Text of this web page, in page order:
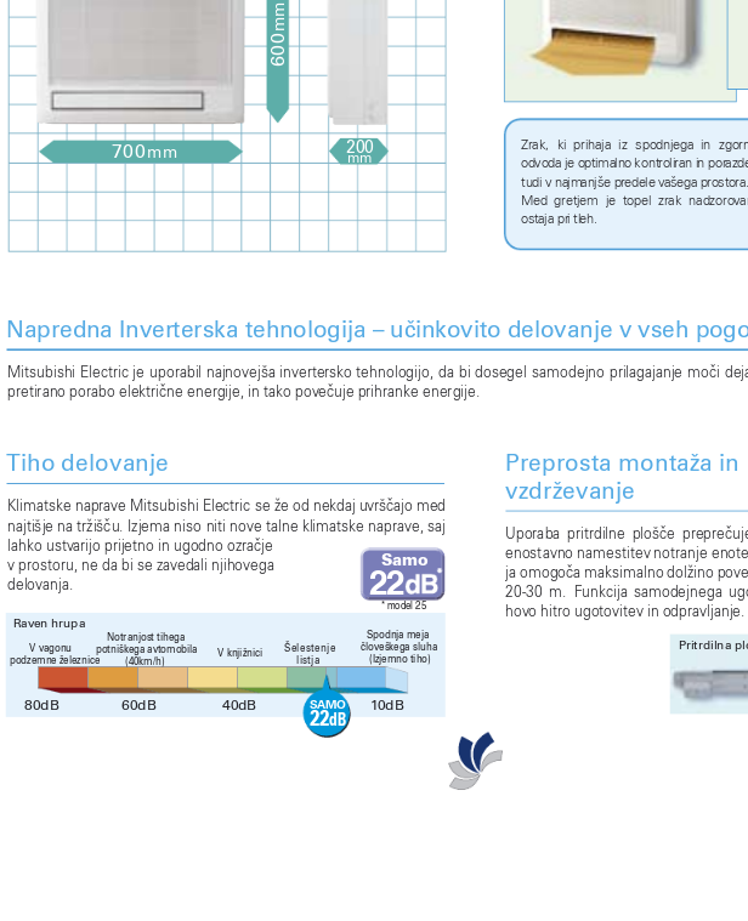
Tiho delovanje
Klimatske naprave Mitsubishi Electric se že od nekdaj uvršèajo med
najtišje na tržišèu.
Izjema niso niti nove talne klimatske naprave, saj
lahko ustvarijo prijetno in ugodno ozraèje
v prostoru, ne da bi se zavedali njihovega
delovanja.
Preprosta montaža in
vzdrževanje
Uporaba pritrdilne plošèe
enostavno namestitev notranje
ja omogoèa maksimalno dolžino po
20-30
m. Funkcija samodejnega
hovo hitro ugotovitev in odpravljanje.
Napredna Inverterska tehnologija – uèinkovito delovanje v vseh
Mitsubishi Electric je uporabil najnovejša invertersko tehnologijo, da bi dosegel samodejno prilagajanje moèi
pretirano porabo elektriène energije, in tako poveèuje prihranke energije.
700 m m
6
0
0
m
m
200
mm
Zrak,  ki prihaja
  iz  spo
dnjega in  zgo
odvoda je optimalno kontroliran in poraz
tudi v najmanjše predele vašega prostora.
Med
  gre
tjem je topel  zrak nadzoro
ostaja pri tleh.
Raven hrupa
10dB
40dB
60dB
80dB SAMO
22dB
* model 25
22
Pritrdilna
Samo
*
(40km/h)
V vagonu
podzemne železnice
Notranjost tihega
potniškega avtomobila
V knjižnici
Spodnja meja
èloveškega sluha
(Izjemno tiho)
Šelestenje
listja